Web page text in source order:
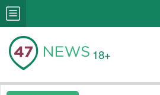
18+